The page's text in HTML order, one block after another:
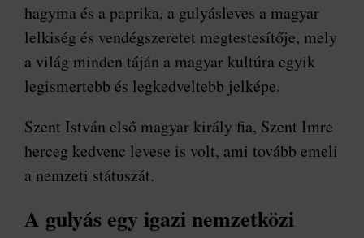
hagyma és a paprika, a gulyásleves a magyar
lelkiség és vendégszeretet megtestesítője, mely
a világ minden táján a magyar kultúra egyik
legismertebb és legkedveltebb jelképe.
Szent István első magyar király fia, Szent Imre
herceg kedvenc levese is volt, ami tovább emeli
a nemzeti státuszát.
A gulyás egy igazi nemzetközi